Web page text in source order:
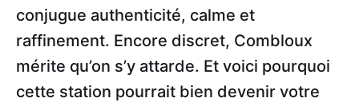
conjugue authenticité, calme et
raffinement. Encore discret, Combloux
mérite qu’on s’y attarde. Et voici pourquoi
cette station pourrait bien devenir votre